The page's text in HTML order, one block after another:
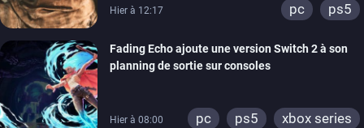
Hier à 12:17 pc ps5
Fading Echo ajoute une version Switch 2 à son
planning de sortie sur consoles
Hier à 08:00 pc ps5 xbox series